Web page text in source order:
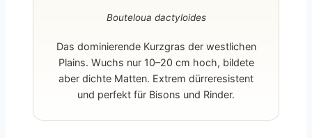
Bouteloua dactyloides
Das dominierende Kurzgras der westlichen
Plains. Wuchs nur 10–20 cm hoch, bildete
aber dichte Matten. Extrem dürreresistent
und perfekt für Bisons und Rinder.